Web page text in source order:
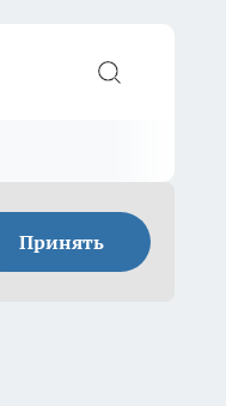
Принять